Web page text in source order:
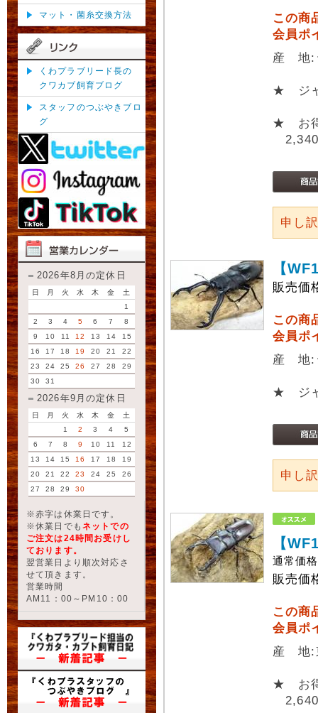
マット・菌糸交換方法
くわプラブリード長の
クワカブ飼育ブログ
スタッフのつぶやきブロ
グ
2026年8月の定休日
日 月 火 水 木 金
土
1
2
3 4 5 6 7
8
9
10 11 12 13 14
15
16
17 18 19 20 21
22
23
24 25 26 27 28
29
30
31
2026年9月の定休日
日 月 火 水 木 金
土
1
2 3 4
5
6
7 8 9 10 11
12
13
14 15 16 17 18
19
20
21 22 23 24 25
26
27
28 29 30
※赤字は休業日です。
※休業日でも ネットでの
ご注文は24時間お受けし
ております。
翌営業日より順次対応さ
せて頂きます。
営業時間
AM11：00～PM10：00
この商
会員ポ
産 地:
★ ジ
★ お
申し
【
販売価
この商
会員ポ
産 地:
★ ジ
申し
【
通常価
販売価
この商
会員ポ
産 地:
★ お